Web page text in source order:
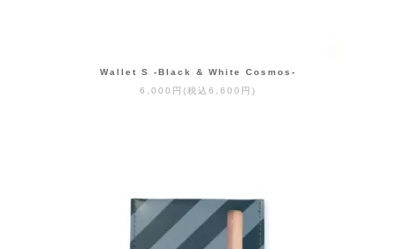
Wallet S -Black & White Cosmos-
6,000円(税込6,600円)